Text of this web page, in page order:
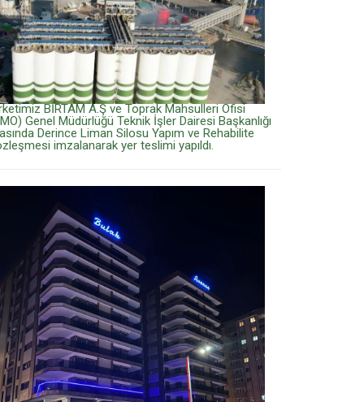
BİRTAM A.Ş ve Toprak Mahsulleri Ofisi
Genel Müdürlüğü Teknik İşler Dairesi Başkanlığı
Derince Liman Silosu Yapım ve Rehabilite
imzalanarak yer teslimi yapıldı.